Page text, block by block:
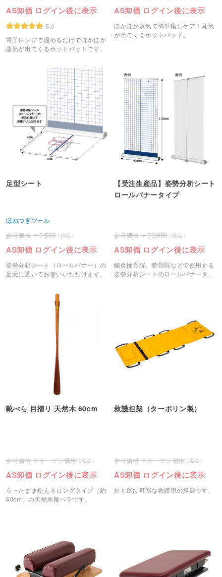
AS卸価 ログイン後に表示
5.0
電子レンジで温めるだけでほかほか
蒸気が出てくるホットパットです。
AS卸価 ログイン後に表示
ほかほか蒸気で簡単癒しケア！蒸気
が出てくるホットパッド。
足型シート
ほねつぎツール
5,500
AS卸価 ログイン後に表示
姿勢分析シート（ロールバナー）の
足元に置いてお使いいただけます。
【受注生産品】姿勢分析シート
ロールバナータイプ
55,000
AS卸価 ログイン後に表示
鍼灸接骨院、整骨院などで使用する
姿勢分析シートのロールバナータイ
靴べら 目摺リ 天然木 60cm
オープン価格
AS卸価 ログイン後に表示
立ったまま使えるロングタイプ（約
60cm）の天然木靴ベラです。
救護担架（ターポリン製）
オープン価格
AS卸価 ログイン後に表示
持ち運び可能な救護用の担架です。